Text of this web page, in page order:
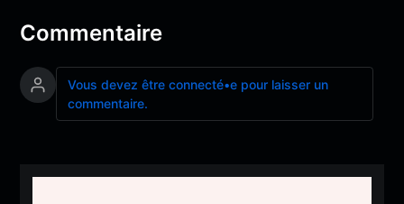
Commentaire
Vous devez être connecté•e pour laisser un
commentaire.